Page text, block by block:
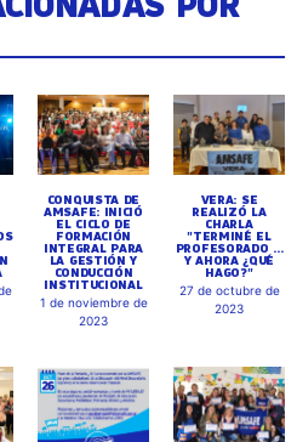
CONQUISTA DE
AMSAFE: INICIÓ
EL CICLO DE
FORMACIÓN
INTEGRAL PARA
LA GESTIÓN Y
CONDUCCIÓN
INSTITUCIONAL
1 de noviembre de
2023
VERA: SE
REALIZÓ LA
CHARLA
"TERMINÉ EL
PROFESORADO ...
Y AHORA ¿QUÉ
HAGO?"
27 de octubre de
2023